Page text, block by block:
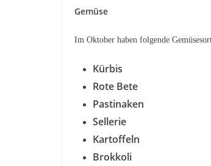
Gemüse
Im Oktober haben folgende
Kürbis
Rote Bete
Pastinaken
Sellerie
Kartoffeln
Brokkoli